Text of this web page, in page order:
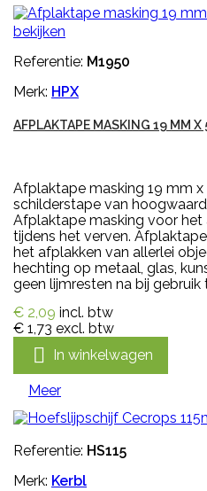
bekijken
Referentie: M1950
Merk: HPX
AFPLAKTAPE MASKING 19 MM X
Afplaktape masking 19 mm
schilderstape van
Afplaktape masking voor
tijdens het verven.
het afplakken van allerlei
hechting op metaal, glas,
geen lijmresten na bij gebruik
€ 2,09 incl. btw
€ 1,73 excl. btw
 In winkelwagen
Meer
Referentie: HS115
Merk: Kerbl